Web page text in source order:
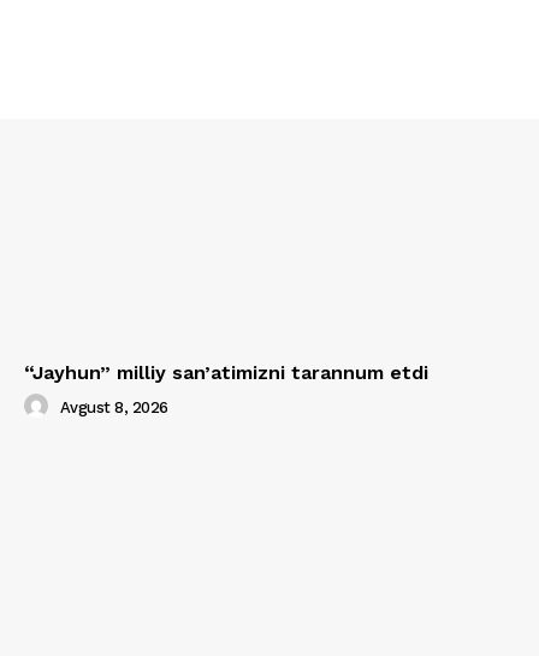
“Jayhun” milliy san’atimizni tarannum etdi
Avgust 8, 2026